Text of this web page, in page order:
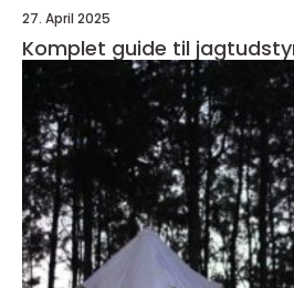
27. April 2025
Komplet guide til